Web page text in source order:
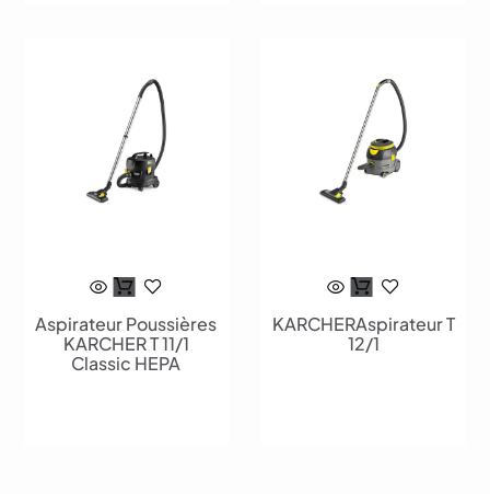
Aspirateur Poussières
KARCHER T 11/1
Classic HEPA
KARCHERAspirateur T
12/1